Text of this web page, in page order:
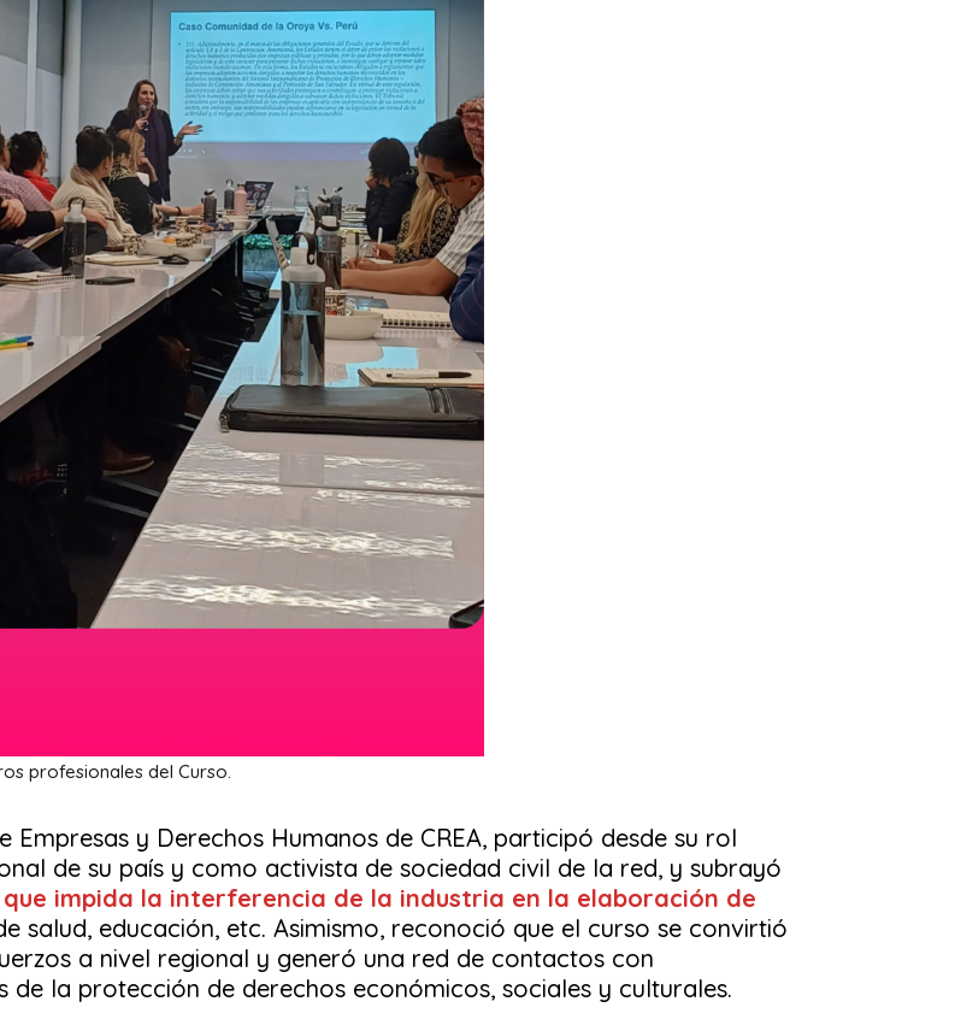
profesionales del Curso.
y Derechos Humanos de CREA, participó desde su rol
de su país y como activista de sociedad civil de la red, y subrayó
impida la interferencia de la industria en la elaboración de
salud, educación, etc. Asimismo, reconoció que el curso se convirtió
a nivel regional y generó una red de contactos con
la protección de derechos económicos, sociales y culturales.